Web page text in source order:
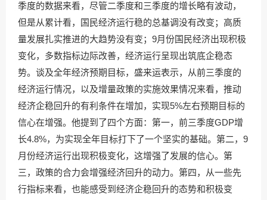
季度的数据来看，尽管二季度和三季度的增长略有波动，
但是从累计看，国民经济运行稳的总基调没有改变；高质
量发展扎实推进的大趋势没有变；9月份国民经济出现积极
变化，多数指标边际改善，经济运行呈现出筑底企稳态
势。谈及全年经济预期目标，盛来运表示，从前三季度的
经济运行情况，以及增量政策的实施效果情况来看，推动
经济企稳回升的有利条件在增加，实现5%左右预期目标的
信心在增强。他提到了四个方面：第一，前三季度GDP增
长4.8%，为实现全年目标打下了一个坚实的基础。第二，9
月份经济运行出现积极变化，这增强了发展的信心。第
三，政策的合力会增强经济回升的动力。第四，从一些先
行指标来看，也能感受到经济企稳回升的态势和积极变